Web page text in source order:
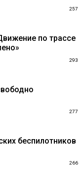
257
по трассе
293
277
беспилотников
266